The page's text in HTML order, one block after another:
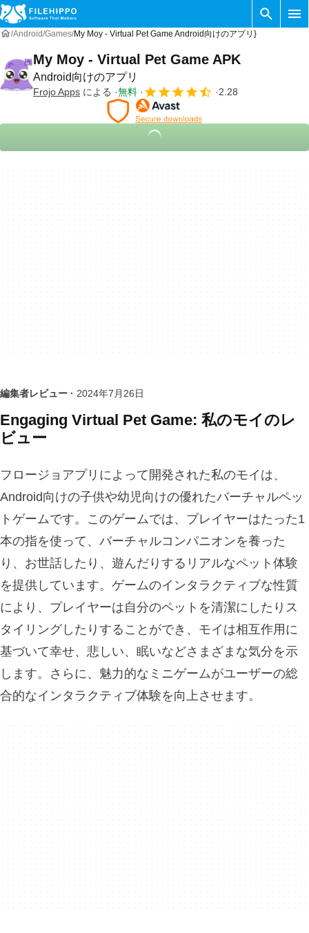
Android Games My Moy - Virtual Pet Game Android向けのアプリ}
My Moy - Virtual Pet Game APK
Android向けのアプリ
Frojo Apps による 無料 2.28
編集者レビュー · 2024年7月26日
Engaging Virtual Pet Game: 私のモイのレ
ビュー
フロージョアプリによって開発された私のモイは、
Android向けの子供や幼児向けの優れたバーチャルペッ
トゲームです。このゲームでは、プレイヤーはたった1
本の指を使って、バーチャルコンパニオンを養った
り、お世話したり、遊んだりするリアルなペット体験
を提供しています。ゲームのインタラクティブな性質
により、プレイヤーは自分のペットを清潔にしたりス
タイリングしたりすることができ、モイは相互作用に
基づいて幸せ、悲しい、眠いなどさまざまな気分を示
します。さらに、魅力的なミニゲームがユーザーの総
合的なインタラクティブ体験を向上させます。